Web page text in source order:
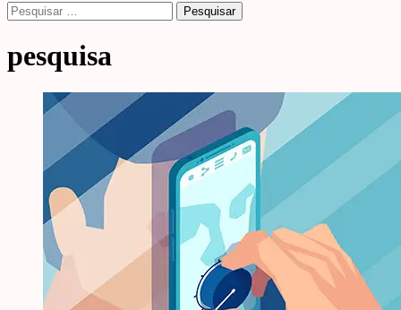
Pesquisar
por:
pesquisa